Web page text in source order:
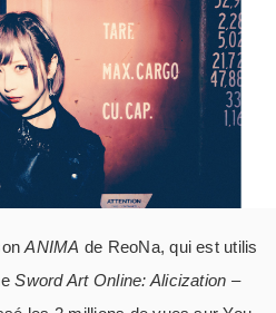
ANIMA de ReoNa, qui est utilis
Sword Art Online: Alicization –